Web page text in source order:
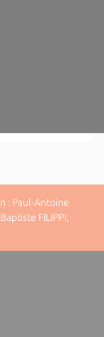
: Paul-Antoine
FILIPPI,